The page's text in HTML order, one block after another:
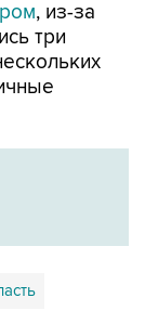
, из-за
три